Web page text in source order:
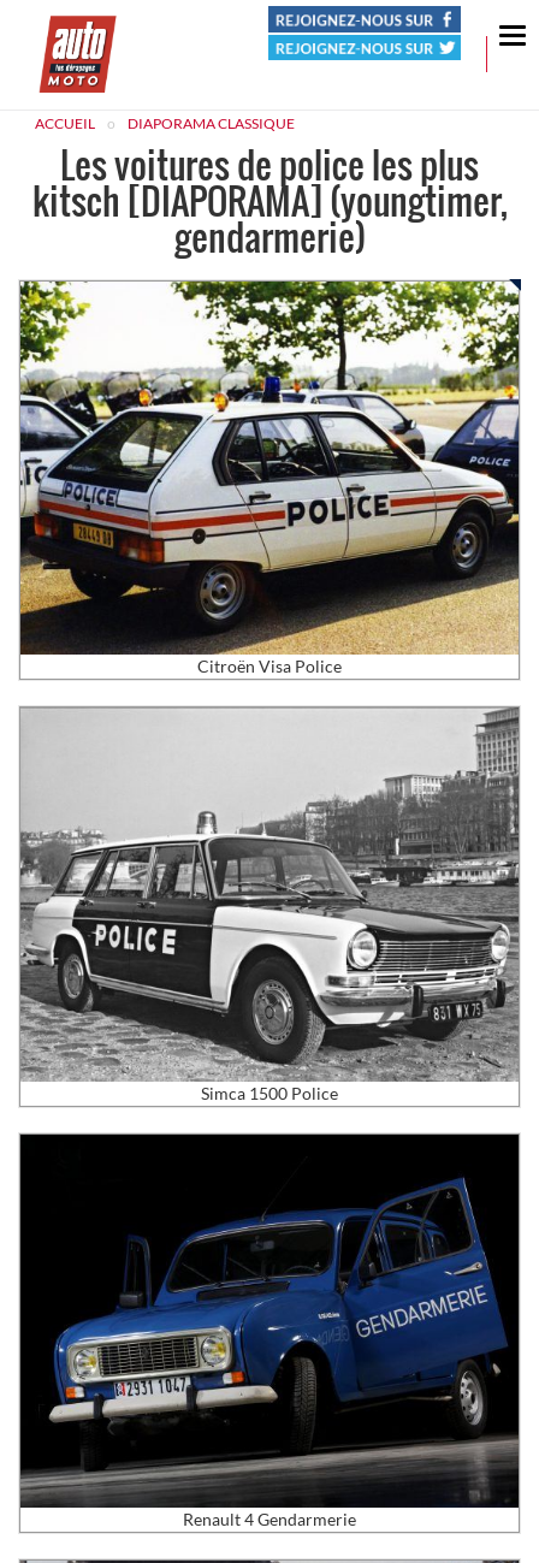
ACCUEIL DIAPORAMA CLASSIQUE
Les voitures de police les plus
kitsch [DIAPORAMA] (youngtimer,
gendarmerie)
Citroën Visa Police
Simca 1500 Police
Renault 4 Gendarmerie